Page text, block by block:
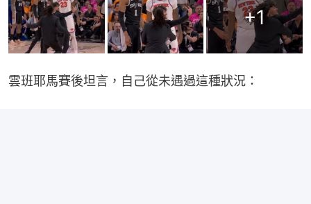
+1
雲班耶馬賽後坦言，自己從未遇過這種狀況：